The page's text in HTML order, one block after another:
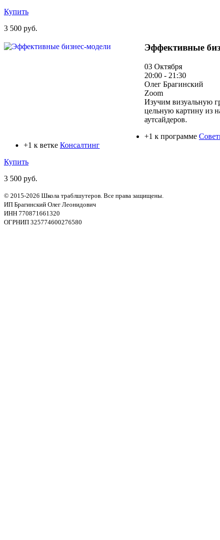
Купить
3 500 руб.
Эффективные
03 Октября
20:00 - 21:30
Олег Брагинский
Zoom
Изучим визуальную
цельную картину из
аутсайдеров.
+1 к программе
+1 к ветке Консалтинг
Купить
3 500 руб.
© 2015-2026 Школа траблшутеров. Все права защищены.
ИП Брагинский Олег Леонидович
ИНН 770871661320
ОГРНИП 325774600276580